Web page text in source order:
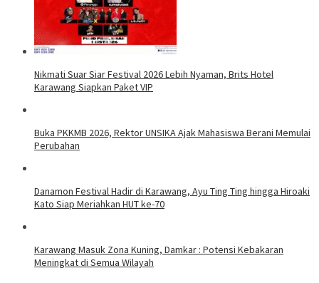
Nikmati Suar Siar Festival 2026 Lebih Nyaman, Brits Hotel
Karawang Siapkan Paket VIP
Buka PKKMB 2026, Rektor UNSIKA Ajak Mahasiswa Berani Memulai
Perubahan
Danamon Festival Hadir di Karawang, Ayu Ting Ting hingga Hiroaki
Kato Siap Meriahkan HUT ke-70
Karawang Masuk Zona Kuning, Damkar : Potensi Kebakaran
Meningkat di Semua Wilayah